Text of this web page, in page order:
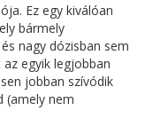
Ez egy kiválóan
bármely
nagy dózisban sem
egyik legjobban
jobban szívódik
(amely nem